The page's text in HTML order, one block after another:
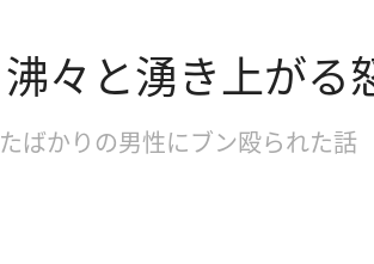
沸々と湧き上がる
ばかりの男性にブン殴られた話